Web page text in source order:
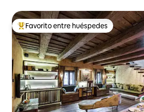
De los mejores en Favorito entre
Favorito entre huéspedes